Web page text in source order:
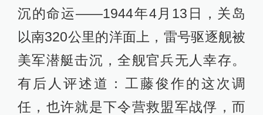
沉的命运——1944年4月13日，关岛
以南320公里的洋面上，雷号驱逐舰被
美军潜艇击沉，全舰官兵无人幸存。
有后人评述道：工藤俊作的这次调
任，也许就是下令营救盟军战俘，而